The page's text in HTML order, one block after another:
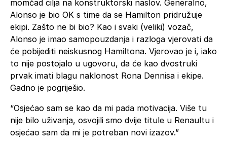
momčad cilja na konstruktorski naslov. Generalno,
Alonso je bio OK s time da se Hamilton pridružuje
ekipi. Zašto ne bi bio? Kao i svaki (veliki) vozač,
Alonso je imao samopouzdanja i razloga vjerovati da
će pobijediti neiskusnog Hamiltona. Vjerovao je i, iako
to nije postojalo u ugovoru, da će kao dvostruki
prvak imati blagu naklonost Rona Dennisa i ekipe.
Gadno je pogriješio.
“Osjećao sam se kao da mi pada motivacija. Više tu
nije bilo uživanja, osvojili smo dvije titule u Renaultu i
osjećao sam da mi je potreban novi izazov.”